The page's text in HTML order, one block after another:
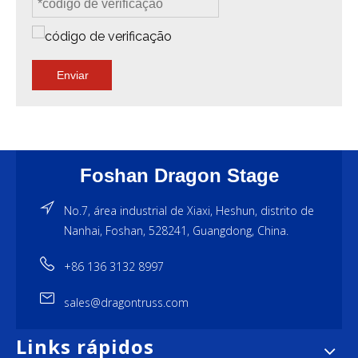
Enviar
Foshan Dragon Stage
No.7, área industrial de Xiaxi, Heshun, distrito de
Nanhai, Foshan, 528241, Guangdong, China.
+86 136 3132 8997
sales@dragontruss.com
Links rápidos